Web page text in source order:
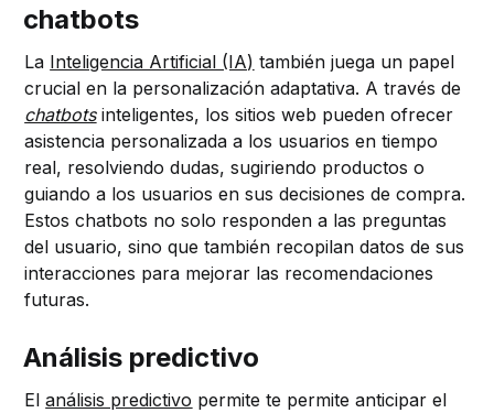
chatbots
La Inteligencia Artificial (IA) también juega un papel
crucial en la personalización adaptativa. A través de
chatbotsinteligentes, los sitios web pueden ofrecer
asistencia personalizada a los usuarios en tiempo
real, resolviendo dudas, sugiriendo productos o
guiando a los usuarios en sus decisiones de compra.
Estos chatbots no solo responden a las preguntas
del usuario, sino que también recopilan datos de sus
interacciones para mejorar las recomendaciones
futuras.
Análisis predictivo
Elanálisis predictivo permite te permite anticipar el